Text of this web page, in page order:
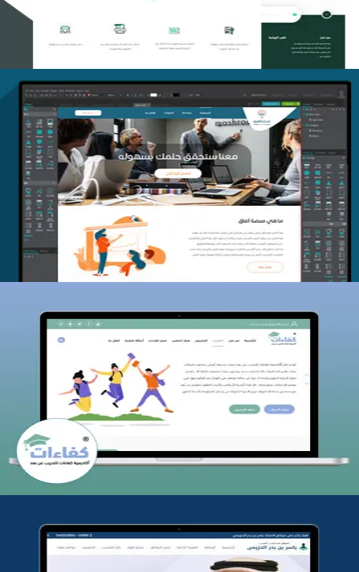
منصة أفق للتدريب
التفاصيل
كفاءات للتدريب
التفاصيل